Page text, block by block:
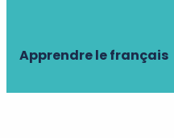
Apprendre le français
et idées séjours
mail.